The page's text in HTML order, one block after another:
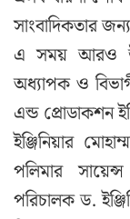
সাংবাদিকতার
এ সময় আরও
অধ্যাপক ও
এন্ড প্রোডাকশন
ইঞ্জিনিয়ার
পলিমার
পরিচালক ড.